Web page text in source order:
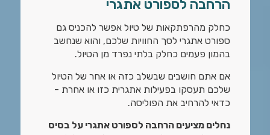
הרחבה לספורט אתגרי
כחלק מהרפתקאות של טיול אפשר להכניס גם
ספורט אתגרי לסך החוויות שלכם, והוא שנחשב
בהמון פעמים כחלק בלתי נפרד מן הטיול.
אם אתם חושבים שבשלב כזה או אחר של הטיול
שלכם תעסקו בפעילות אתגרית כזו או אחרת -
כדאי להרחיב את הפוליסה.
נחלים מציעים הרחבה לספורט אתגרי על בסיס